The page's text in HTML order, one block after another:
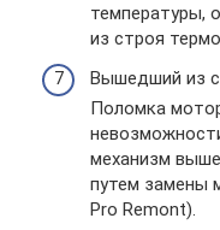
температуры,
из строя
Вышедший из
Поломка
механизм
путем замены
Pro Remont).